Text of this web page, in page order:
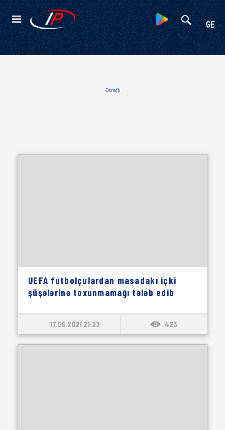
GE
Kateqoriyalar
Ətraflı
UEFA futbolçulardan masadakı içki
şüşələrinə toxunmamağı tələb edib
17.06.2021 21:23 423